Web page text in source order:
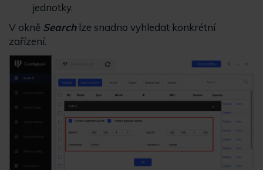
jednotky.
V okně Searchlze snadno vyhledat konkrétní
zařízení.